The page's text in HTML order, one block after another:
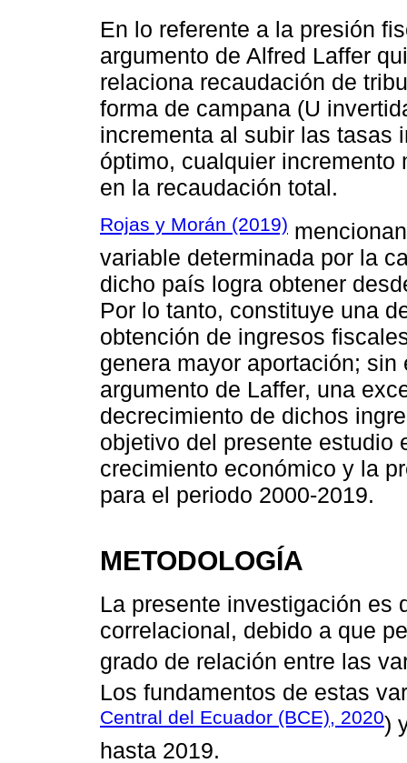
En lo referente a la presión
argumento de Alfred Laffer
relaciona recaudación de
forma de campana (U
incrementa al subir las tasas
óptimo, cualquier
en la recaudación total.
Rojas y Morán (2019)
variable determinada por la
dicho país logra obtener
Por lo tanto, constituye una
obtención de ingresos
genera mayor aportación;
argumento de Laffer, una
decrecimiento de dichos
objetivo del presente estudio
crecimiento económico y la
para el periodo 2000-2019.
METODOLOGÍA
La presente investigación es
correlacional, debido a que
grado de relación entre las
Los fundamentos de estas
Central del Ecuador (BCE), 2020)
hasta 2019.